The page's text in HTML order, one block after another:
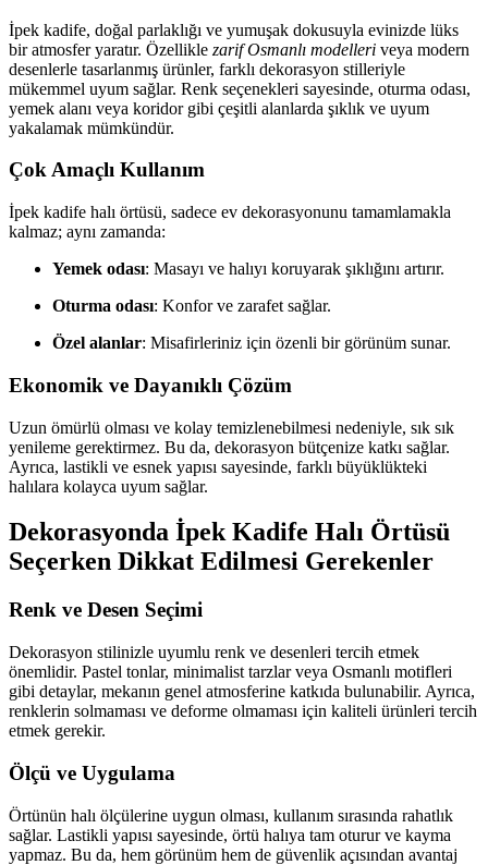
İpek kadife, doğal parlaklığı ve yumuşak dokusuyla evinizde lüks
bir atmosfer yaratır. Özellikle zarif Osmanlı modelleri veya modern
desenlerle tasarlanmış ürünler, farklı dekorasyon stilleriyle
mükemmel uyum sağlar. Renk seçenekleri sayesinde, oturma odası,
yemek alanı veya koridor gibi çeşitli alanlarda şıklık ve uyum
yakalamak mümkündür.
Çok Amaçlı Kullanım
İpek kadife halı örtüsü, sadece ev dekorasyonunu tamamlamakla
kalmaz; aynı zamanda:
Yemek odası: Masayı ve halıyı koruyarak şıklığını artırır.
Oturma odası: Konfor ve zarafet sağlar.
Özel alanlar: Misafirleriniz için özenli bir görünüm sunar.
Ekonomik ve Dayanıklı Çözüm
Uzun ömürlü olması ve kolay temizlenebilmesi nedeniyle, sık sık
yenileme gerektirmez. Bu da, dekorasyon bütçenize katkı sağlar.
Ayrıca, lastikli ve esnek yapısı sayesinde, farklı büyüklükteki
halılara kolayca uyum sağlar.
Dekorasyonda İpek Kadife Halı Örtüsü
Seçerken Dikkat Edilmesi Gerekenler
Renk ve Desen Seçimi
Dekorasyon stilinizle uyumlu renk ve desenleri tercih etmek
önemlidir. Pastel tonlar, minimalist tarzlar veya Osmanlı motifleri
gibi detaylar, mekanın genel atmosferine katkıda bulunabilir. Ayrıca,
renklerin solmaması ve deforme olmaması için kaliteli ürünleri tercih
etmek gerekir.
Ölçü ve Uygulama
Örtünün halı ölçülerine uygun olması, kullanım sırasında rahatlık
sağlar. Lastikli yapısı sayesinde, örtü halıya tam oturur ve kayma
yapmaz. Bu da, hem görünüm hem de güvenlik açısından avantaj